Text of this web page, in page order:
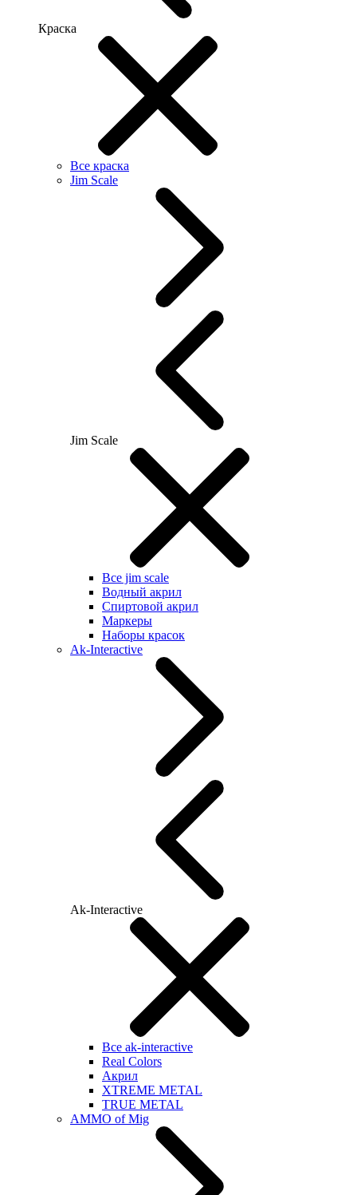
Краска
Все краска
Jim Scale
Jim Scale
Все jim scale
Водный акрил
Спиртовой акрил
Маркеры
Наборы красок
Ak-Interactive
Ak-Interactive
Все ak-interactive
Real Colors
Акрил
XTREME METAL
TRUE METAL
AMMO of Mig